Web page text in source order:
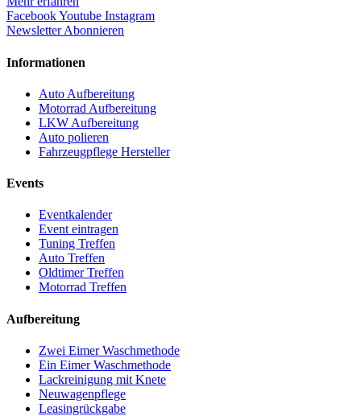
FacebookYoutube Instagram
Newsletter Abonnieren
Informationen
Auto Aufbereitung
Motorrad Aufbereitung
LKW Aufbereitung
Auto polieren
Fahrzeugpflege Hersteller
Events
Eventkalender
Event eintragen
Tuning Treffen
Auto Treffen
Oldtimer Treffen
Motorrad Treffen
Aufbereitung
Zwei Eimer Waschmethode
Ein Eimer Waschmethode
Lackreinigung mit Knete
Neuwagenpflege
Leasingrückgabe